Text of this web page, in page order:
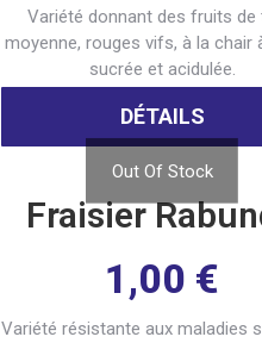
Variété donnant des fruits de
moyenne, rouges vifs, à la chair
sucrée et acidulée.
DÉTAILS
Out Of Stock
Fraisier
1,00 €
Variété résistante aux maladies